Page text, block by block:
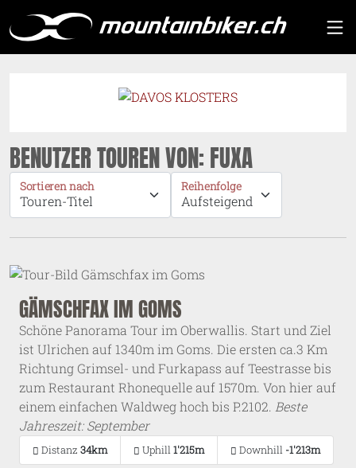
BENUTZER TOUREN VON: FUXA
Sortieren nach Reihenfolge
GÄMSCHFAX IM GOMS
Schöne Panorama Tour im Oberwallis. Start und Ziel
ist Ulrichen auf 1340m im Goms. Die ersten ca.3 Km
Richtung Grimsel- und Furkapass auf Teestrasse bis
zum Restaurant Rhonequelle auf 1570m. Von hier auf
einem einfachen Waldweg hoch bis P.2102. Beste
Jahreszeit: September
Distanz 34km Uphill 1'215m Downhill -1'213m